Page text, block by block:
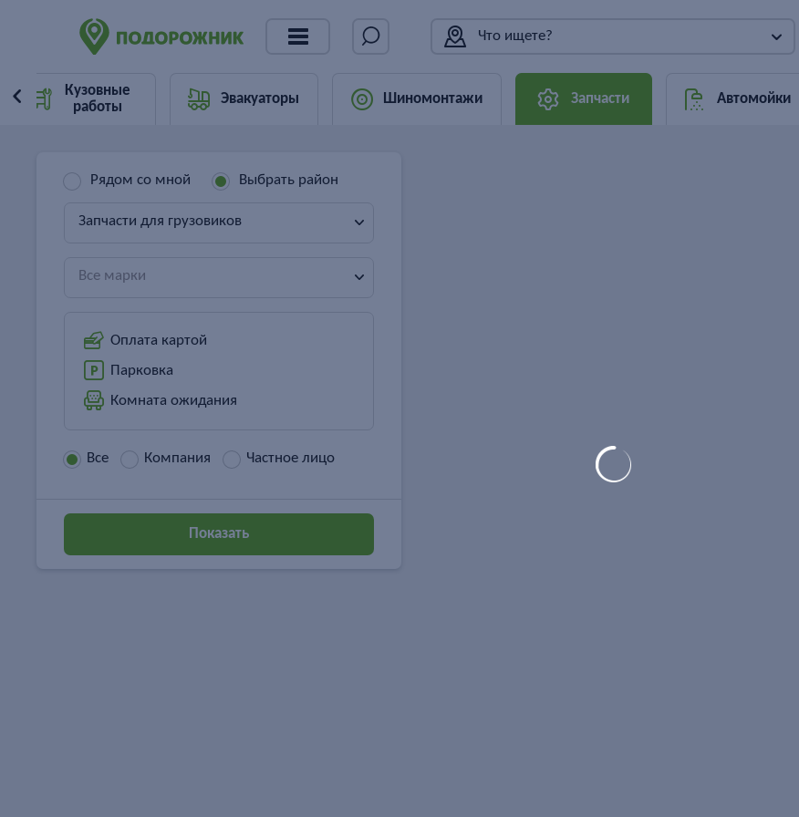
Что ищете?
Кузовные
работы
Эвакуаторы Шиномонтажи Запчасти Автомойки
Рядом со мной Выбрать район
Запчасти для грузовиков
Все марки
Оплата картой
Парковка
Комната ожидания
Все Компания Частное лицо
Показать